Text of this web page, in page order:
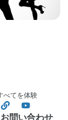
べてを体験
お問い合わせ